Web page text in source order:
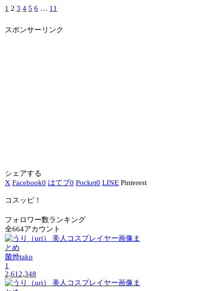
1 2 3 4 5 6 … 11
スポンサーリンク
シェアする
X Facebook0 はてブ0 Pocket0 LINE Pinterest
コスッピ！
フォロワー数ランキング
全664アカウント
菌烨tako
1
2,612,348